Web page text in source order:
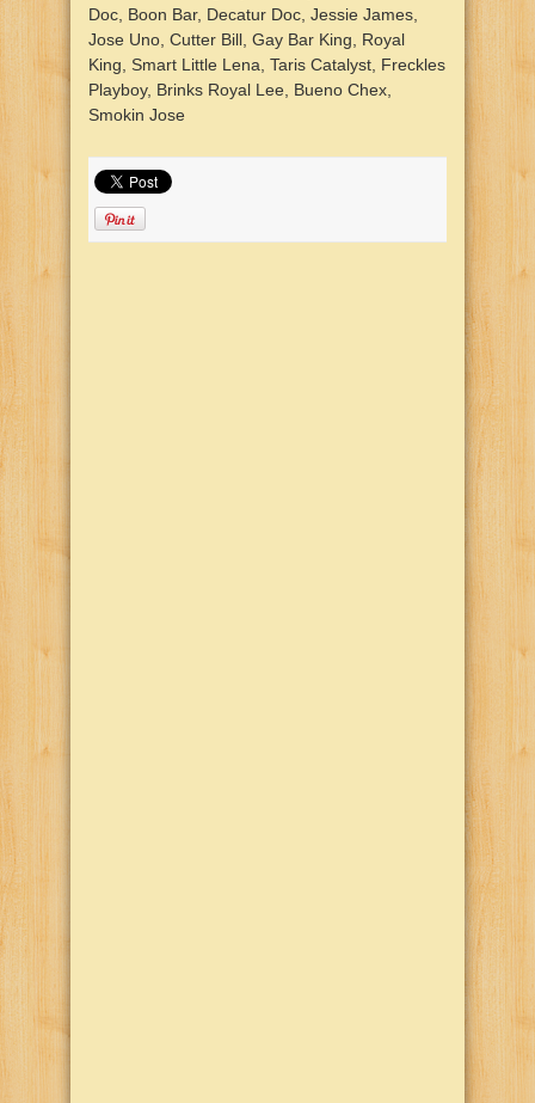
Doc, Boon Bar, Decatur Doc, Jessie James,
Jose Uno, Cutter Bill, Gay Bar King, Royal
King, Smart Little Lena, Taris Catalyst, Freckles
Playboy, Brinks Royal Lee, Bueno Chex,
Smokin Jose